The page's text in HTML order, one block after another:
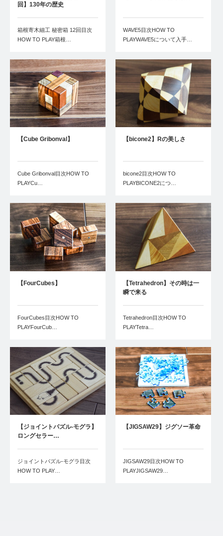
回】130年の歴史
箱根寄木細工 秘密箱 12回目次
HOW TO PLAY箱根…
WAVE5目次HOW TO
PLAYWAVE5について入手…
【Cube Gribonval】
Cube Gribonval目次HOW TO
PLAYCu…
【bicone2】Rの美しさ
bicone2目次HOW TO
PLAYBICONE2につ…
【FourCubes】
FourCubes目次HOW TO
PLAYFourCub…
【Tetrahedron】その時は一
瞬で来る
Tetrahedron目次HOW TO
PLAYTetra…
【ジョイントパズル-モグラ】
ロングセラー…
ジョイントパズル-モグラ目次
HOW TO PLAY…
【JIGSAW29】ジグソー革命
JIGSAW29目次HOW TO
PLAYJIGSAW29…